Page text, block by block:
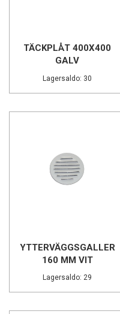
TÄCKPLÅT 400X400
GALV
Lagersaldo: 30
YTTERVÄGGSGALLER
160 MM VIT
Lagersaldo: 29